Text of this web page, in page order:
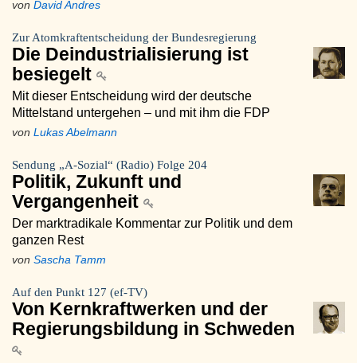
von David Andres
Zur Atomkraftentscheidung der Bundesregierung
Die Deindustrialisierung ist
besiegelt
Mit dieser Entscheidung wird der deutsche
Mittelstand untergehen – und mit ihm die FDP
von Lukas Abelmann
Sendung „A-Sozial“ (Radio) Folge 204
Politik, Zukunft und
Vergangenheit
Der marktradikale Kommentar zur Politik und dem
ganzen Rest
von Sascha Tamm
Auf den Punkt 127 (ef-TV)
Von Kernkraftwerken und der
Regierungsbildung in Schweden